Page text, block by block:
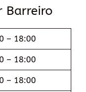
Barreiro
– 18:00
– 18:00
– 18:00